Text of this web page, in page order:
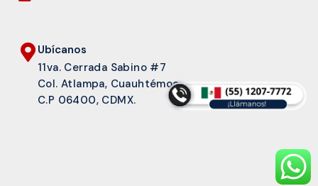
Ubícanos
11va. Cerrada Sabino #7
Col. Atlampa, Cuauhtémoc
C.P 06400, CDMX.